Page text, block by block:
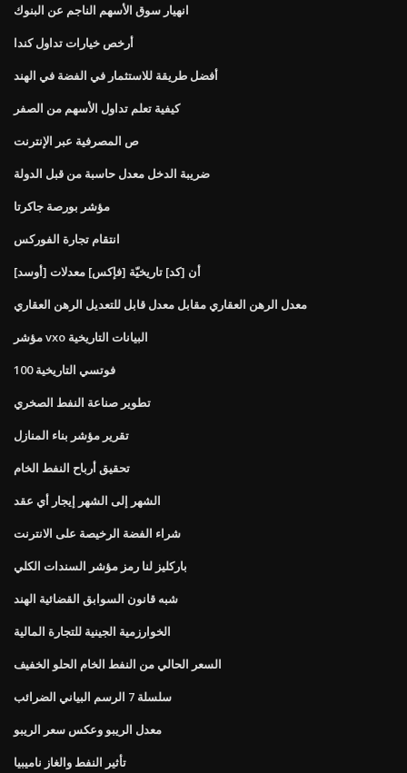
انهيار سوق الأسهم الناجم عن البنوك
أرخص خيارات تداول كندا
أفضل طريقة للاستثمار في الفضة في الهند
كيفية تعلم تداول الأسهم من الصفر
ص المصرفية عبر الإنترنت
ضريبة الدخل معدل حاسبة من قبل الدولة
مؤشر بورصة جاكرتا
انتقام تجارة الفوركس
[أوسد] أن [كد] تاريخيّة [فإكس] معدلات
معدل الرهن العقاري مقابل معدل قابل للتعديل الرهن العقاري
مؤشر vxo البيانات التاريخية
فوتسي التاريخية 100
تطوير صناعة النفط الصخري
تقرير مؤشر بناء المنازل
تحقيق أرباح النفط الخام
الشهر إلى الشهر إيجار أي عقد
شراء الفضة الرخيصة على الانترنت
باركليز لنا رمز مؤشر السندات الكلي
شبه قانون السوابق القضائية الهند
الخوارزمية الجينية للتجارة المالية
السعر الحالي من النفط الخام الحلو الخفيف
سلسلة 7 الرسم البياني الضرائب
معدل الريبو وعكس سعر الريبو
تأثير النفط والغاز ناميبيا